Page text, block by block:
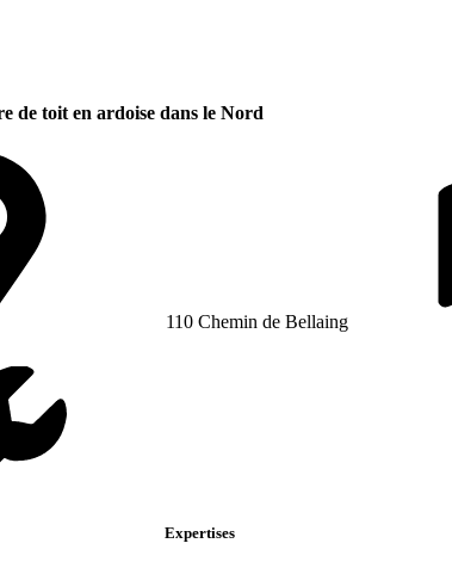
de toit en ardoise dans le Nord
110 Chemin de Bellaing
Expertises